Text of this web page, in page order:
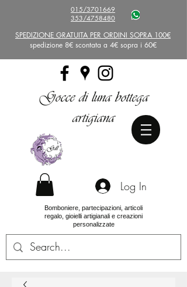
015/3701669
353/4758480
SPEDIZIONE GRATUITA PER ORDINI SOPRA 100€
spedizione 8€ scontata a 4€ sopra i 60€
Gocce di luna bottega
artigiana
Log In
Bomboniere, partecipazioni, articoli
regalo, gioielli artigianali e creazioni
personalizzate